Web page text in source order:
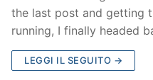
the last post and getting
running, I finally headed
LEGGI IL SEGUITO →